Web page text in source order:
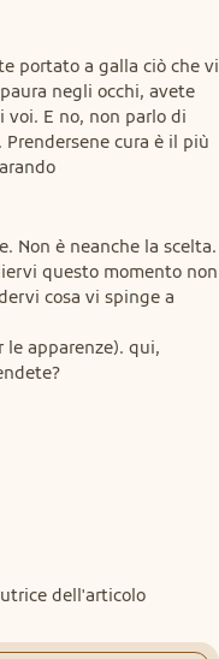
portato a galla ciò che vi
negli occhi, avete
E no, non parlo di
cura è il più
Non è neanche la scelta.
questo momento non
cosa vi spinge a
le apparenze). qui,
dell'articolo